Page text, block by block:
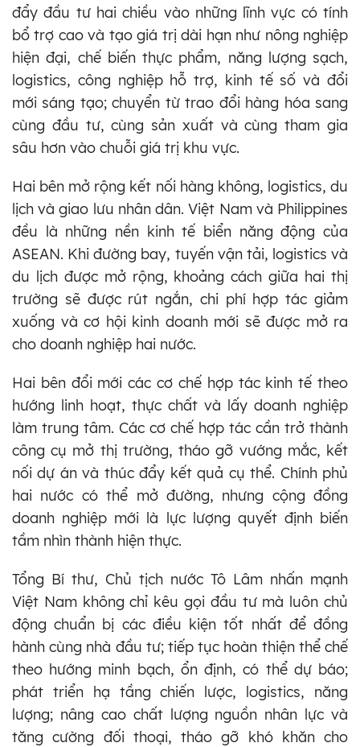
đẩy đầu tư hai chiều vào những lĩnh vực có tính
bổ trợ cao và tạo giá trị dài hạn như nông nghiệp
hiện đại, chế biến thực phẩm, năng lượng sạch,
logistics, công nghiệp hỗ trợ, kinh tế số và đổi
mới sáng tạo; chuyển từ trao đổi hàng hóa sang
cùng đầu tư, cùng sản xuất và cùng tham gia
sâu hơn vào chuỗi giá trị khu vực.
Hai bên mở rộng kết nối hàng không, logistics, du
lịch và giao lưu nhân dân. Việt Nam và Philippines
đều là những nền kinh tế biển năng động của
ASEAN. Khi đường bay, tuyến vận tải, logistics và
du lịch được mở rộng, khoảng cách giữa hai thị
trường sẽ được rút ngắn, chi phí hợp tác giảm
xuống và cơ hội kinh doanh mới sẽ được mở ra
cho doanh nghiệp hai nước.
Hai bên đổi mới các cơ chế hợp tác kinh tế theo
hướng linh hoạt, thực chất và lấy doanh nghiệp
làm trung tâm. Các cơ chế hợp tác cần trở thành
công cụ mở thị trường, tháo gỡ vướng mắc, kết
nối dự án và thúc đẩy kết quả cụ thể. Chính phủ
hai nước có thể mở đường, nhưng cộng đồng
doanh nghiệp mới là lực lượng quyết định biến
tầm nhìn thành hiện thực.
Tổng Bí thư, Chủ tịch nước Tô Lâm nhấn mạnh
Việt Nam không chỉ kêu gọi đầu tư mà luôn chủ
động chuẩn bị các điều kiện tốt nhất để đồng
hành cùng nhà đầu tư; tiếp tục hoàn thiện thể chế
theo hướng minh bạch, ổn định, có thể dự báo;
phát triển hạ tầng chiến lược, logistics, năng
lượng; nâng cao chất lượng nguồn nhân lực và
tăng cường đối thoại, tháo gỡ khó khăn cho